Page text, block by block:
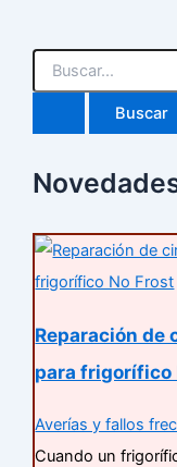
B
p
r
:
Reparación de
para frigorífico
Averías y fallos
Cuando un